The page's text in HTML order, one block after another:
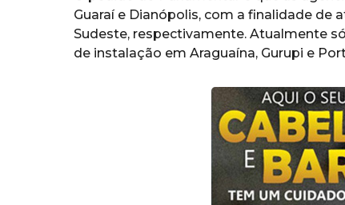
Guaraí e Dianópolis, com a finalidade de
Sudeste, respectivamente. Atualmente
de instalação em Araguaína, Gurupi e